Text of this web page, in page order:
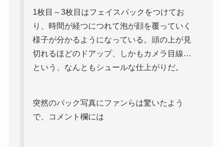
1枚目～3枚目はフェイスパックをつけてお
り、時間が経つにつれて泡が顔を覆っていく
様子が分かるようになっている。頭の上が見
切れるほどのドアップ、しかもカメラ目線…
という、なんともシュールな仕上がりだ。
突然のパック写真にファンらは驚いたよう
で、コメント欄には